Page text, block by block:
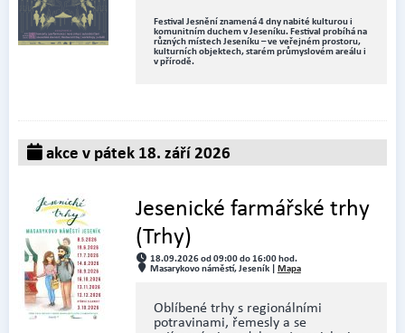
Festival Jesnění znamená 4 dny nabité kulturou i
komunitním duchem v Jeseníku. Festival probíhá na
různých místech Jeseníku – ve veřejném prostoru,
kulturních objektech, starém průmyslovém areálu i
v přírodě.
akce v pátek 18. září 2026
Jesenické farmářské trhy
(Trhy)
18.09.2026 od 09:00 do 16:00 hod.
Masarykovo náměstí, Jeseník | Mapa
Oblíbené trhy s regionálními
potravinami, řemesly a se